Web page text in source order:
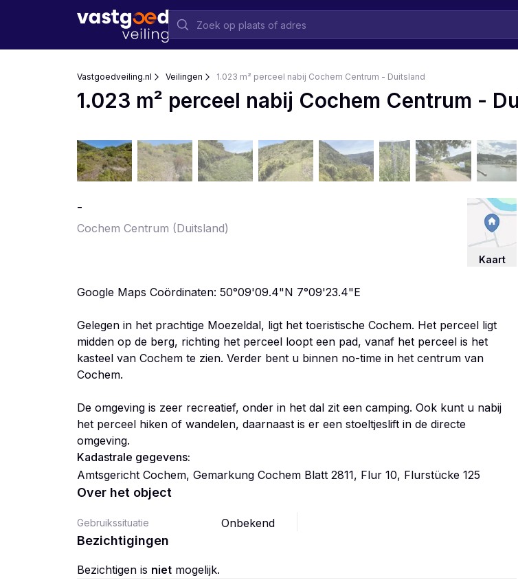
Vastgoedveiling.nl Veilingen 1.023 m² perceel nabij Cochem Centrum - Duitsland
1.023 m² perceel nabij Cochem Centrum -
-
Cochem Centrum (Duitsland)
Kaart
Google Maps Coördinaten: 50°09'09.4"N 7°09'23.4"E
Gelegen in het prachtige Moezeldal, ligt het toeristische Cochem. Het perceel ligt
midden op de berg, richting het perceel loopt een pad, vanaf het perceel is het
kasteel van Cochem te zien. Verder bent u binnen no-time in het centrum van
Cochem.
De omgeving is zeer recreatief, onder in het dal zit een camping. Ook kunt u nabij
het perceel hiken of wandelen, daarnaast is er een stoeltjeslift in de directe
omgeving.
Kadastrale gegevens:
Amtsgericht Cochem, Gemarkung Cochem Blatt 2811, Flur 10, Flurstücke 125
Over het object
Gebruikssituatie Onbekend
Bezichtigingen
Bezichtigen is niet mogelijk.